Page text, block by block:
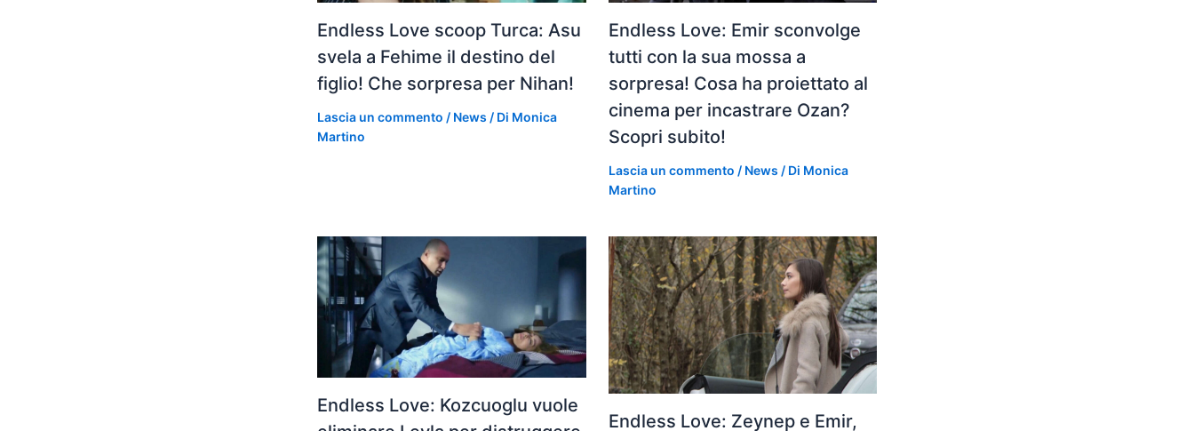
Endless Love scoop Turca: Asu
svela a Fehime il destino del
figlio! Che sorpresa per Nihan!
Lascia un commento / News / Di Monica
Martino
Endless Love: Emir sconvolge
tutti con la sua mossa a
sorpresa! Cosa ha proiettato al
cinema per incastrare Ozan?
Scopri subito!
Lascia un commento / News / Di Monica
Martino
Endless Love: Kozcuoglu vuole
Endless Love: Zeynep e Emir,